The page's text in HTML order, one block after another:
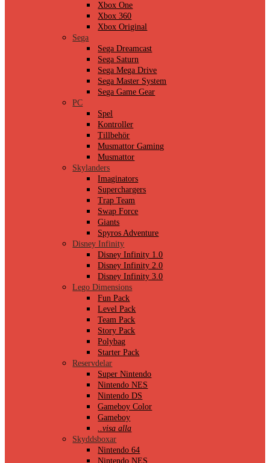
Xbox One
Xbox 360
Xbox Original
Sega
Sega Dreamcast
Sega Saturn
Sega Mega Drive
Sega Master System
Sega Game Gear
PC
Spel
Kontroller
Tillbehör
Musmattor Gaming
Musmattor
Skylanders
Imaginators
Superchargers
Trap Team
Swap Force
Giants
Spyros Adventure
Disney Infinity
Disney Infinity 1.0
Disney Infinity 2.0
Disney Infinity 3.0
Lego Dimensions
Fun Pack
Level Pack
Team Pack
Story Pack
Polybag
Starter Pack
Reservdelar
Super Nintendo
Nintendo NES
Nintendo DS
Gameboy Color
Gameboy
..visa alla
Skyddsboxar
Nintendo 64
Nintendo NES